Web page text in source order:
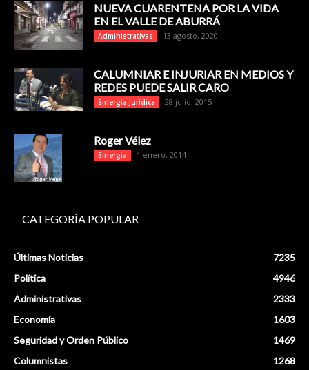
NUEVA CUARENTENA POR LA VIDA
EN EL VALLE DE ABURRÁ
Administrativas 13 agosto, 2020
CALUMNIAR E INJURIAR EN MEDIOS Y
REDES PUEDE SALIR CARO
Sinergia Jurídica 28 julio, 2015
Roger Vélez
Sinergia 1 enero, 2014
CATEGORÍA POPULAR
Últimas Noticias
7235
Política
4946
Administrativas
2333
Economía
1603
Seguridad y Orden Público
1469
Columnistas
1268